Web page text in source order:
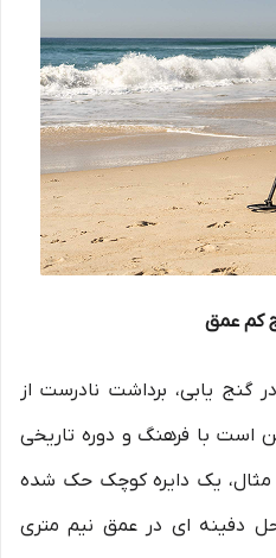
کم عمق
گنج یابی، برداشت نادرست از
با فرهنگ و دوره تاریخی
یک دایره کوچک حک شده
دفینه ای در عمق نیم متری